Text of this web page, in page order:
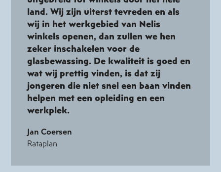
land. Wij zijn uiterst tevreden en als
wij in het werkgebied van Nelis
winkels openen, dan zullen we hen
zeker inschakelen voor de
glasbewassing. De kwaliteit is goed en
wat wij prettig vinden, is dat zij
jongeren die niet snel een baan vinden
helpen met een opleiding en een
werkplek.
Jan Coersen
Rataplan